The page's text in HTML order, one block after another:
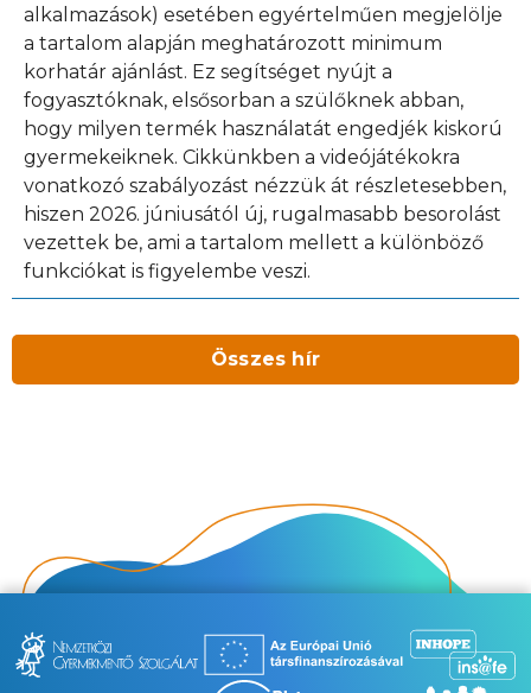
alkalmazások) esetében egyértelműen megjelölje
a tartalom alapján meghatározott minimum
korhatár ajánlást. Ez segítséget nyújt a
fogyasztóknak, elsősorban a szülőknek abban,
hogy milyen termék használatát engedjék kiskorú
gyermekeiknek. Cikkünkben a videójátékokra
vonatkozó szabályozást nézzük át részletesebben,
hiszen 2026. júniusától új, rugalmasabb besorolást
vezettek be, ami a tartalom mellett a különböző
funkciókat is figyelembe veszi.
Összes hír